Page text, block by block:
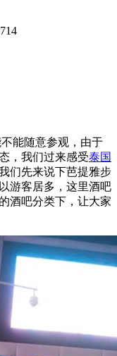
714
不能随意参观，由于
，我们过来感受泰国
们先来说下芭提雅步
游客居多，这里酒吧
酒吧分类下，让大家